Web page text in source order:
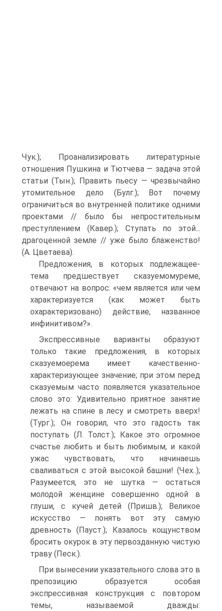
Чук.); Проанализировать литературные
отношения Пушкина и Тютчева — задача этой
статьи (Тын.); Править пьесу — чрезвычайно
утомительное дело (Булг.); Вот почему
ограничиться во внутренней политике одними
проектами // было бы непростительным
преступлением (Кавер.); Ступать по этой...
драгоценной земле // уже было блаженство!
(А. Цветаева).
Предложения, в которых подлежащее­
тема предшествует сказуемому­реме,
отвечают на вопрос: «чем является или чем
характеризуется (как может быть
охарактеризовано) действие, названное
инфинитивом?».
Экспрессивные варианты образуют
только такие предложения, в которых
сказуемое­рема имеет качественно­
характеризующее значение; при этом перед
сказуемым часто появляется указательное
слово это: Удивительно приятное занятие
лежать на спине в лесу и смотреть вверх!
(Тург.); Он говорил, что это гадость так
поступать (Л. Толст.); Какое это огромное
счастье любить и быть любимым, и какой
ужас чувствовать, что начинаешь
сваливаться с этой высокой башни! (Чех..);
Разумеется, это не шутка — остаться
молодой женщине совершенно одной в
глуши, с кучей детей (Пришв.); Великое
искусство — понять вот эту самую
древность (Пауст.); Казалось кощунством
бросить окурок в эту первозданную чистую
траву (Песк.).
При вынесении указательного слова это в
препозицию образуется особая
экспрессивная конструкция с повтором
темы, называемой дважды: